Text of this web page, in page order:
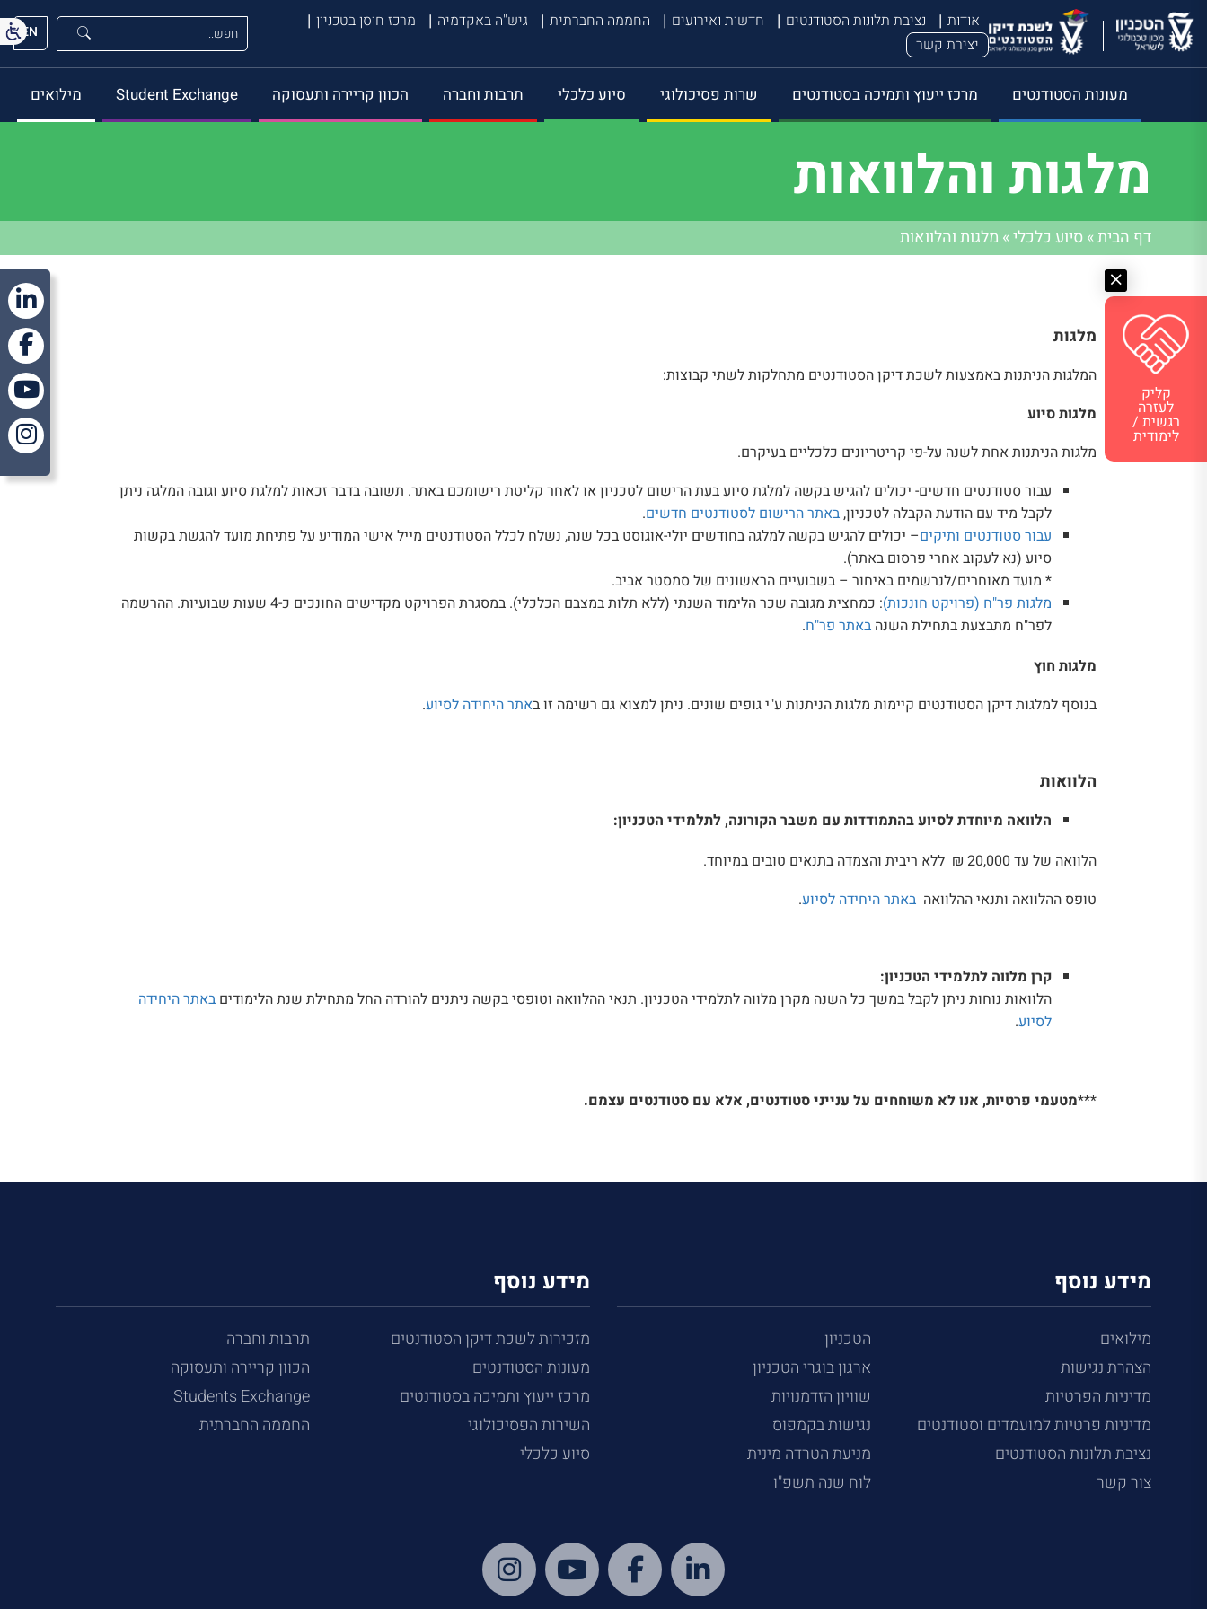
אודות נציבת תלונות הסטודנטים חדשות ואירועים החממה החברתית גיש"ה באקדמיה
מרכז חוסן בטכניון
יצירת קשר
EN
מעונות הסטודנטים מרכז ייעוץ ותמיכה בסטודנטים שרות פסיכולוגי סיוע כלכלי תרבות וחברה הכוון קריירה ותעסוקה Student Exchange מילואים
קליק
לעזרה
רגשית /
לימודית
מלגות והלוואות
דף הבית»סיוע כלכלי» מלגות והלוואות
מלגות
המלגות הניתנות באמצעות לשכת דיקן הסטודנטים מתחלקות לשתי קבוצות:
מלגות סיוע
מלגות הניתנות אחת לשנה על-פי קריטריונים כלכליים בעיקרם.
עבור סטודנטים חדשים- יכולים להגיש בקשה למלגת סיוע בעת הרישום לטכניון או לאחר קליטת רישומכם באתר. תשובה בדבר זכאות למלגת סיוע וגובה המלגה ניתן
לקבל מיד עם הודעת הקבלה לטכניון,באתר הרישום לסטודנטים חדשים.
עבור סטודנטים ותיקים– יכולים להגיש בקשה למלגה בחודשים יולי-אוגוסט בכל שנה, נשלח לכלל הסטודנטים מייל אישי המודיע על פתיחת מועד להגשת בקשות
סיוע (נא לעקוב אחרי פרסום באתר).
* מועד מאוחרים/לנרשמים באיחור – בשבועיים הראשונים של סמסטר אביב.
מלגות פר"ח (פרויקט חונכות)
: כמחצית מגובה שכר הלימוד השנתי (ללא תלות במצבם הכלכלי). במסגרת הפרויקט מקדישים החונכים כ-4 שעות שבועיות. ההרשמה
לפר"ח מתבצעת בתחילת השנה באתר פר"ח.
מלגות חוץ
בנוסף למלגות דיקן הסטודנטים קיימות מלגות הניתנות ע"י גופים שונים. ניתן למצוא גם רשימה זו באתר היחידה לסיוע.
הלוואות
הלוואה מיוחדת לסיוע בהתמודדות עם משבר הקורונה, לתלמידי הטכניון:
הלוואה של עד 20,000 ₪ ללא ריבית והצמדה בתנאים טובים במיוחד.
טופס ההלוואה ותנאי ההלוואה באתר היחידה לסיוע.
קרן מלווה לתלמידי הטכניון:
הלוואות נוחות ניתן לקבל במשך כל השנה מקרן מלווה לתלמידי הטכניון. תנאי ההלוואה וטופסי בקשה ניתנים להורדה החל מתחילת שנת הלימודים באתר היחידה
לסיוע.
***מטעמי פרטיות, אנו לא משוחחים על ענייני סטודנטים, אלא עם סטודנטים עצמם.
מידע נוסף
מילואים
הצהרת נגישות
מדיניות הפרטיות
מדיניות פרטיות למועמדים וסטודנטים
נציבת תלונות הסטודנטים
צור קשר
הטכניון
ארגון בוגרי הטכניון
שוויון הזדמנויות
נגישות בקמפוס
מניעת הטרדה מינית
לוח שנה תשפ"ו
מידע נוסף
מזכירות לשכת דיקן הסטודנטים
מעונות הסטודנטים
מרכז ייעוץ ותמיכה בסטודנטים
השירות הפסיכולוגי
סיוע כלכלי
תרבות וחברה
הכוון קריירה ותעסוקה
Students Exchange
החממה החברתית